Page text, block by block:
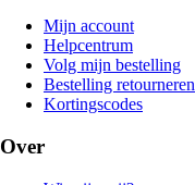
Mijn account
Helpcentrum
Volg mijn bestelling
Bestelling retourneren
Kortingscodes
Over